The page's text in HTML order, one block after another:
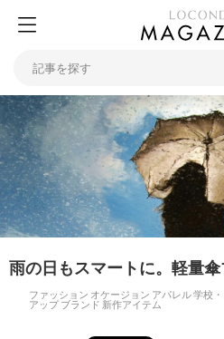
雨の日もスマートに。軽量
ファッション オケージョン アパレル学校
アップ ブランド 新作アイテム